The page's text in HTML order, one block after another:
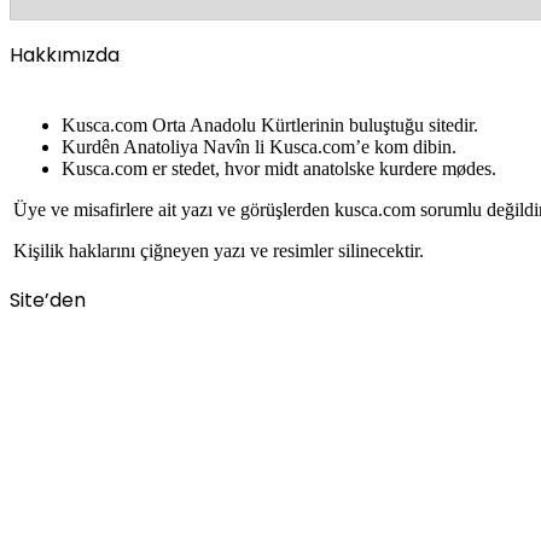
Hakkımızda
Kusca.com Orta Anadolu Kürtlerinin buluştuğu sitedir.
Kurdên Anatoliya Navîn li Kusca.com’e kom dibin.
Kusca.com er stedet, hvor midt anatolske kurdere mødes.
Üye ve misafirlere ait yazı ve görüşlerden kusca.com sorumlu
Kişilik haklarını çiğneyen yazı ve resimler silinecektir.
Site’den